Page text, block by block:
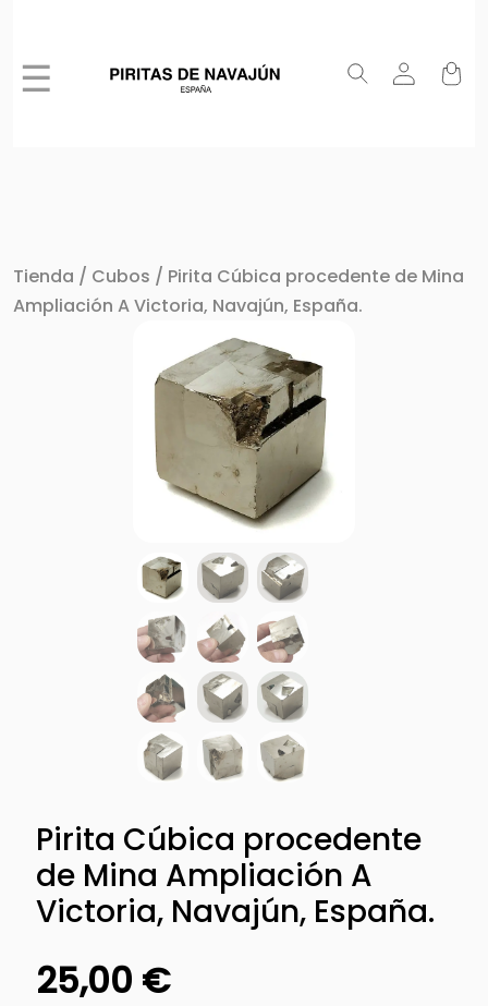
☰
Tienda / Cubos / Pirita Cúbica procedente de Mina
Ampliación A Victoria, Navajún, España.
Pirita Cúbica procedente
de Mina Ampliación A
Victoria, Navajún, España.
25,00 €